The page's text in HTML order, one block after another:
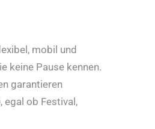
mobil und
keine Pause kennen.
garantieren
egal ob Festival,